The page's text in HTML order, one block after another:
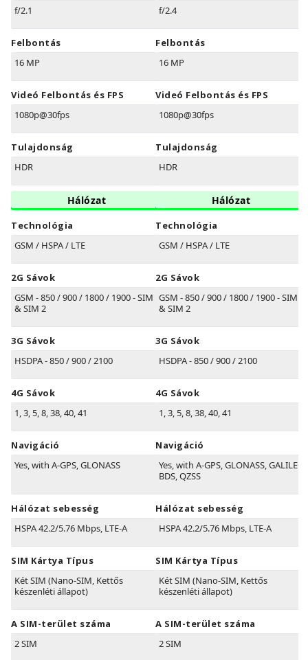
f/2.1
Felbontás
16 MP
Videó Felbontás és FPS
1080p@30fps
Tulajdonság
HDR
Hálózat
Technológia
GSM / HSPA / LTE
2G Sávok
GSM - 850 / 900 / 1800 / 1900 - SIM 1
& SIM 2
3G Sávok
HSDPA - 850 / 900 / 2100
4G Sávok
1, 3, 5, 8, 38, 40, 41
Navigáció
Yes, with A-GPS, GLONASS
Hálózat sebesség
HSPA 42.2/5.76 Mbps, LTE-A
SIM Kártya Típus
Két SIM (Nano-SIM, Kettős
készenléti állapot)
A SIM-terület száma
2 SIM
f/2.4
Felbontás
16 MP
Videó Felbontás és FPS
1080p@30fps
Tulajdonság
HDR
Hálózat
Technológia
GSM / HSPA / LTE
2G Sávok
GSM - 850 / 900 / 1800 / 1900 - SIM 1
& SIM 2
3G Sávok
HSDPA - 850 / 900 / 2100
4G Sávok
1, 3, 5, 8, 38, 40, 41
Navigáció
Yes, with A-GPS, GLONASS, GALILEO,
BDS, QZSS
Hálózat sebesség
HSPA 42.2/5.76 Mbps, LTE-A
SIM Kártya Típus
Két SIM (Nano-SIM, Kettős
készenléti állapot)
A SIM-terület száma
2 SIM